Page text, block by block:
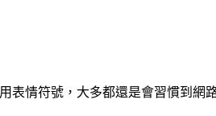
表情符號，大多都還是會習慣到網